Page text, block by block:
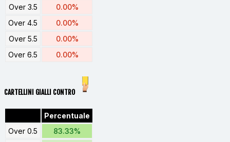
Over 3.5
0.00%
Over 4.5
0.00%
Over 5.5
0.00%
Over 6.5
0.00%
CARTELLINI GIALLI CONTRO
Percentuale
Over 0.5
83.33%